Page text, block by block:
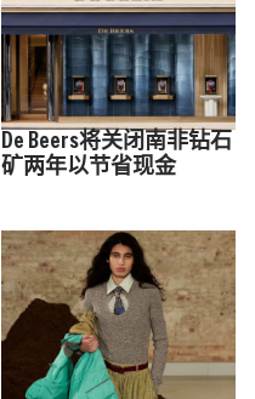
De Beers将关闭南非钻石
矿两年以节省现金